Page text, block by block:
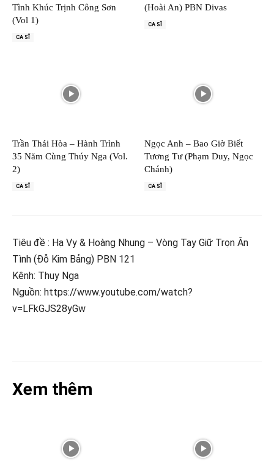
Tình Khúc Trịnh Công Sơn
(Vol 1)
CA SĨ
(Hoài An) PBN Divas
CA SĨ
Trần Thái Hòa – Hành Trình
35 Năm Cùng Thúy Nga (Vol.
2)
CA SĨ
Ngọc Anh – Bao Giờ Biết
Tương Tư (Phạm Duy, Ngọc
Chánh)
CA SĨ
Tiêu đề : Hạ Vy & Hoàng Nhung – Vòng Tay Giữ Trọn Ân
Tình (Đỗ Kim Bảng) PBN 121
Kênh: Thuy Nga
Nguồn: https://www.youtube.com/watch?
v=LFkGJS28yGw
Xem thêm